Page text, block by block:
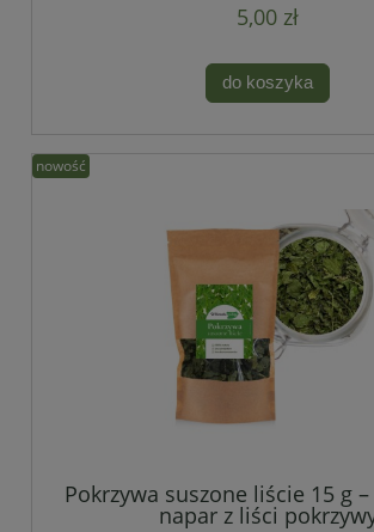
5,00 zł
do koszyka
Pokrzywa suszone liście 15 g
napar z liści
nowość